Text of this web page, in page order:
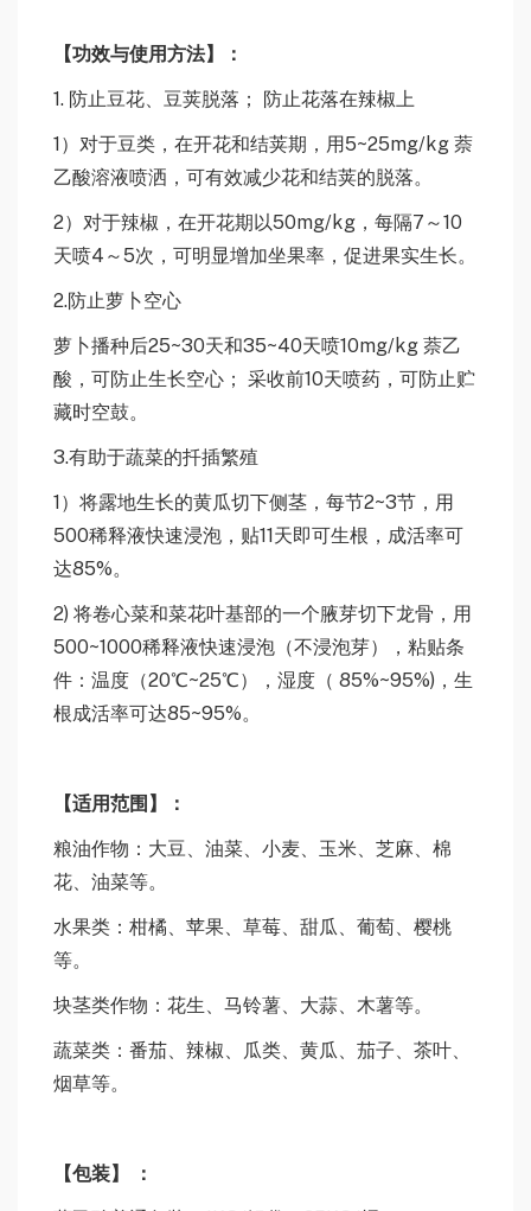
【功效与使用方法】：
1. 防止豆花、豆荚脱落； 防止花落在辣椒上
1）对于豆类，在开花和结荚期，用5~25mg/kg 萘
乙酸溶液喷洒，可有效减少花和结荚的脱落。
2）对于辣椒，在开花期以50mg/kg，每隔7～10
天喷4～5次，可明显增加坐果率，促进果实生长。
2.防止萝卜空心
萝卜播种后25~30天和35~40天喷10mg/kg 萘乙
酸，可防止生长空心； 采收前10天喷药，可防止贮
藏时空鼓。
3.有助于蔬菜的扦插繁殖
1）将露地生长的黄瓜切下侧茎，每节2~3节，用
500稀释液快速浸泡，贴11天即可生根，成活率可
达85%。
2) 将卷心菜和菜花叶基部的一个腋芽切下龙骨，用
500~1000稀释液快速浸泡（不浸泡芽），粘贴条
件：温度（20℃~25℃），湿度（ 85%~95%)，生
根成活率可达85~95%。
【适用范围】：
粮油作物：大豆、油菜、小麦、玉米、芝麻、棉
花、油菜等。
水果类：柑橘、苹果、草莓、甜瓜、葡萄、樱桃
等。
块茎类作物：花生、马铃薯、大蒜、木薯等。
蔬菜类：番茄、辣椒、瓜类、黄瓜、茄子、茶叶、
烟草等。
【包装】 ：